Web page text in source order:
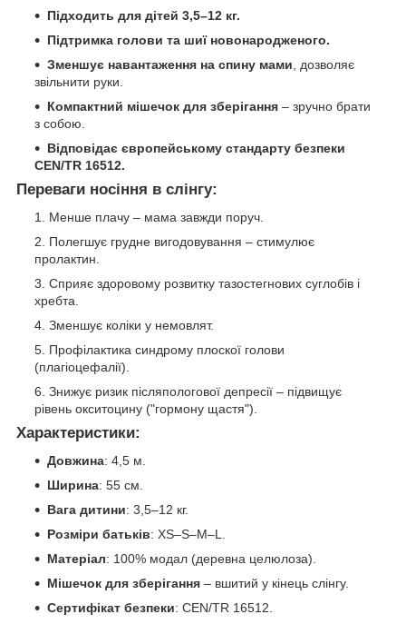
Підходить для дітей 3,5–12 кг.
Підтримка голови та шиї новонародженого.
Зменшує навантаження на спину мами, дозволяє
звільнити руки.
Компактний мішечок для зберігання – зручно брати
з собою.
Відповідає європейському стандарту безпеки
CEN/TR 16512.
Переваги носіння в слінгу:
Менше плачу – мама завжди поруч.
Полегшує грудне вигодовування – стимулює
пролактин.
Сприяє здоровому розвитку тазостегнових суглобів і
хребта.
Зменшує коліки у немовлят.
Профілактика синдрому плоскої голови
(плагіоцефалії).
Знижує ризик післяпологової депресії – підвищує
рівень окситоцину ("гормону щастя").
Характеристики:
Довжина: 4,5 м.
Ширина: 55 см.
Вага дитини: 3,5–12 кг.
Розміри батьків: XS–S–M–L.
Матеріал: 100% модал (деревна целюлоза).
Мішечок для зберігання – вшитий у кінець слінгу.
Сертифікат безпеки: CEN/TR 16512.